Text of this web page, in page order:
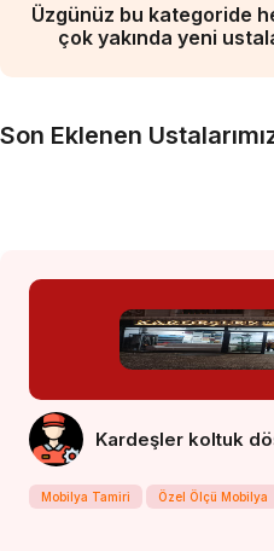
Üzgünüz bu kategoride
çok yakında yeni
Son Eklenen
Kardeşler koltuk
Mobilya Tamiri Özel Ölçü Mobilya